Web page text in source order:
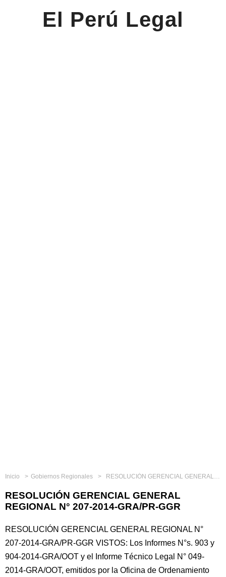
El Perú Legal
Inicio Gobiernos Regionales RESOLUCIÓN GERENCIAL GENERAL REGIONAL N° 207-2014-GRA/PR-GGR
RESOLUCIÓN GERENCIAL GENERAL
REGIONAL N° 207-2014-GRA/PR-GGR
RESOLUCIÓN GERENCIAL GENERAL REGIONAL N°
207-2014-GRA/PR-GGR VISTOS: Los Informes N°s. 903 y
904-2014-GRA/OOT y el Informe Técnico Legal N° 049-
2014-GRA/OOT, emitidos por la Oficina de Ordenamiento